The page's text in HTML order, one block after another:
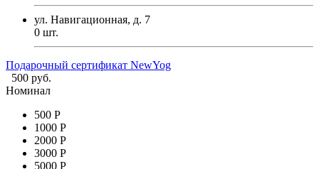
ул. Навигационная, д. 7
0 шт.
Подарочный сертификат NewYog
500 руб.
Номинал
500 Р
1000 Р
2000 Р
3000 Р
5000 Р